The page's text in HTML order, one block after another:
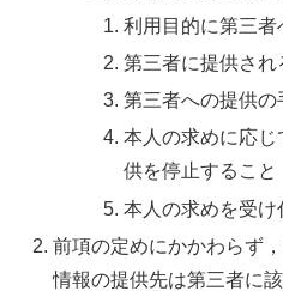
利用目的に第三者
第三者に提供され
第三者への提供の
本人の求めに応
供を停止すること
本人の求めを受け
前項の定めにかかわらず
情報の提供先は第三者に